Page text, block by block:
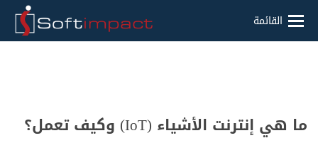
القائمة
ما هي إنترنت الأشياء (IoT) وكيف تعمل؟